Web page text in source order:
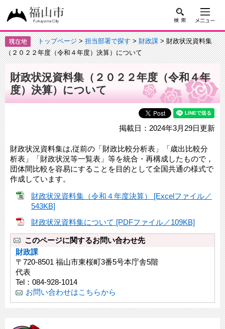
トップページ>担当部署で探す>財政課> 財政状況資料集
（２０２２年度（令和４年度）決算）について
財政状況資料集（２０２２年度（令和４年
度）決算）について
掲載日：2024年3月29日更新
財政状況資料集は,従前の「財政比較分析表」「歳出比較分
析表」「財政状況等一覧表」等を統合・再構成したもので，
団体間比較を容易にすることを目的として全国共通の様式で
作成しています。
財政状況資料集（令和４年度決算） [Excelファイル／
543KB]
財政状況資料集について [PDFファイル／109KB]
このページに関するお問い合わせ先
財政課
〒720-8501 福山市東桜町3番5号本庁舎5階
代表
Tel：084-928-1014
お問い合わせはこちらから